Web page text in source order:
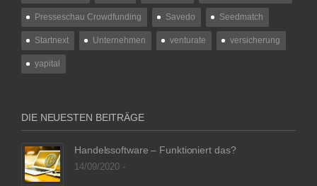
Presseschau Crowdfunding Savedo Seedmatch
Startnext Unternehmen venturate versicherung
yapital
DIE NEUESTEN BEITRÄGE
Handelssoftware – Funktioniert das?
14/09/2020 -